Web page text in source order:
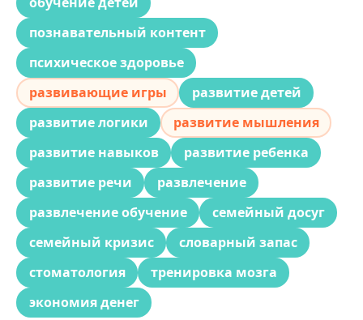
познавательный контент
психическое здоровье
развивающие игры
развитие детей
развитие логики
развитие мышления
развитие навыков
развитие ребенка
развитие речи
развлечение
развлечение обучение
семейный досуг
семейный кризис
словарный запас
стоматология
тренировка мозга
экономия денег